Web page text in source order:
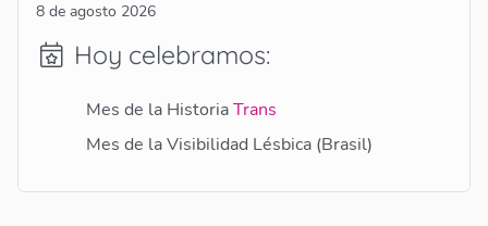
Hoy celebramos:
8 de agosto 2026
Mes de la Historia Trans
Mes de la Visibilidad Lésbica (Brasil)